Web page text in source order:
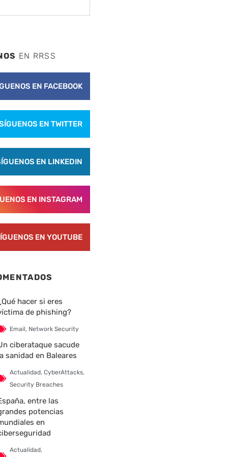
EN RRSS
EN FACEBOOK
EN TWITTER
EN LINKEDIN
EN INSTAGRAM
EN YOUTUBE
hacer si eres
de phishing?
Email, Network Security
ciberataque sacude
sanidad en Baleares
Actualidad, CyberAttacks,
Security Breaches
entre las
potencias
en
Actualidad,